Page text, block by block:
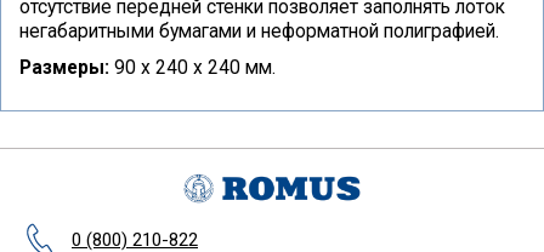
отсутствие передней стенки позволяет заполнять лоток
негабаритными бумагами и неформатной полиграфией.
Размеры: 90 х 240 х 240 мм.
0 (800) 210-822